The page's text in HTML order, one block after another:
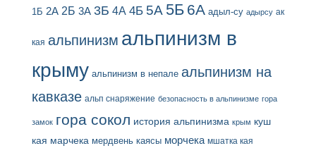
1Б 2А 2Б 3А 3Б 4А 4Б 5А 5Б 6А адыл-су адырсу ак
кая альпинизм альпинизм в
крыму альпинизм в непале альпинизм на
кавказе альп снаряжение безопасность в альпинизме гора
замок гора сокол история альпинизма крым куш
кая марчека мердвень каясы морчека мшатка кая